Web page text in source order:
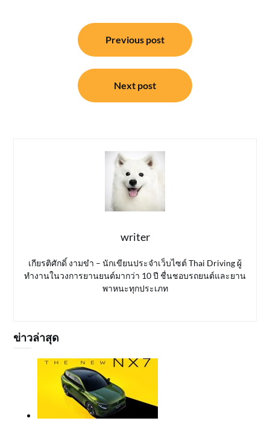
Previous post
Next post
writer
เกียรติศักดิ์ งามขำ – นักเขียนประจำเว็บไซต์ Thai Driving ผู้
ทำงานในวงการยานยนต์มากว่า 10 ปี ชื่นชอบรถยนต์และยาน
พาหนะทุกประเภท
ข่าวล่าสุด